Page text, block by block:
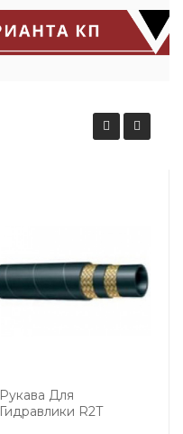
Рукава Для
Гидравлики R2T